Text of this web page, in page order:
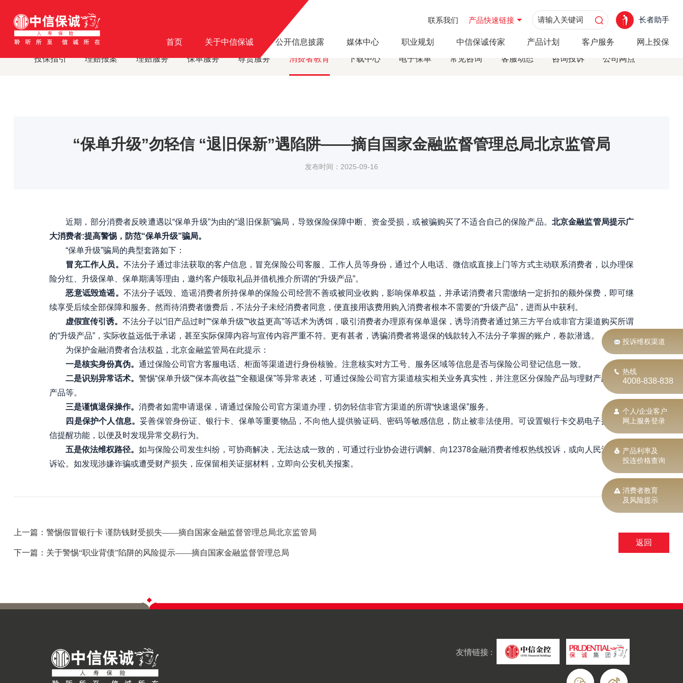
联系我们 产品快速链接 长者助手
首页 关于中信保诚 公开信息披露 媒体中心 职业规划 中信保诚传家 产品计划 客户服务 网上投保
首页 · 客户服务 · “保单升级”勿轻信 “退旧保新”遇陷阱——摘自国家金融监督管理总局北京监管局
投保指引 理赔报案 理赔服务 保单服务 尊贵服务 消费者教育 下载中心 电子保单 常见咨询 客服动态 咨询投诉 公司网点
“保单升级”勿轻信 “退旧保新”遇陷阱——摘自国家金融监督管理总局北京监管局
发布时间：2025-09-16
近期，部分消费者反映遭遇以“保单升级”为由的“退旧保新”骗局，导致保险保障中断、资金受损，或被骗购买了不适合自己的保险产品。 北京金融监管局提示广
大消费者:提高警惕，防范“保单升级”骗局。
“保单升级”骗局的典型套路如下：
冒充工作人员。 不法分子通过非法获取的客户信息，冒充保险公司客服、工作人员等身份，通过个人电话、微信或直接上门等方式主动联系消费者，以办理保
险分红、升级保单、保单期满等理由，邀约客户领取礼品并借机推介所谓的“升级产品”。
恶意诋毁造谣。 不法分子诋毁、造谣消费者所持保单的保险公司经营不善或被同业收购，影响保单权益，并承诺消费者只需缴纳一定折扣的额外保费，即可继
续享受后续全部保障和服务。然而待消费者缴费后，不法分子未经消费者同意，便直接用该费用购入消费者根本不需要的“升级产品”，进而从中获利。
虚假宣传引诱。 不法分子以“旧产品过时”“保单升级”“收益更高”等话术为诱饵，吸引消费者办理原有保单退保，诱导消费者通过第三方平台或非官方渠道购买所谓
的“升级产品”，实际收益远低于承诺，甚至实际保障内容与宣传内容严重不符。更有甚者，诱骗消费者将退保的钱款转入不法分子掌握的账户，卷款潜逃。
为保护金融消费者合法权益，北京金融监管局在此提示：
一是核实身份真伪。 通过保险公司官方客服电话、柜面等渠道进行身份核验。注意核实对方工号、服务区域等信息是否与保险公司登记信息一致。
二是识别异常话术。 警惕“保单升级”“保本高收益”“全额退保”等异常表述，可通过保险公司官方渠道核实相关业务真实性，并注意区分保险产品与理财产品、储蓄
产品等。
三是谨慎退保操作。 消费者如需申请退保，请通过保险公司官方渠道办理，切勿轻信非官方渠道的所谓“快速退保”服务。
四是保护个人信息。妥善保管身份证、银行卡、保单等重要物品，不向他人提供验证码、密码等敏感信息，防止被非法使用。可设置银行卡交易电子提醒或短
信提醒功能，以便及时发现异常交易行为。
五是依法维权路径。如与保险公司发生纠纷，可协商解决，无法达成一致的，可通过行业协会进行调解、向12378金融消费者维权热线投诉，或向人民法院提起
诉讼。如发现涉嫌诈骗或遭受财产损失，应保留相关证据材料，立即向公安机关报案。
上一篇：警惕假冒银行卡 谨防钱财受损失——摘自国家金融监督管理总局北京监管局
下一篇：关于警惕“职业背债”陷阱的风险提示——摘自国家金融监督管理总局
返回
友情链接 :
投诉维权渠道
热线
4008-838-838
个人/企业客户
网上服务登录
产品利率及
投连价格查询
消费者教育
及风险提示